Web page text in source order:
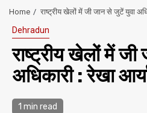
Home राष्ट्रीय खेलों में जी जान से जुटें युवा
Dehradun
राष्ट्रीय खेलों में
अधिकारी : रेखा
1 min read